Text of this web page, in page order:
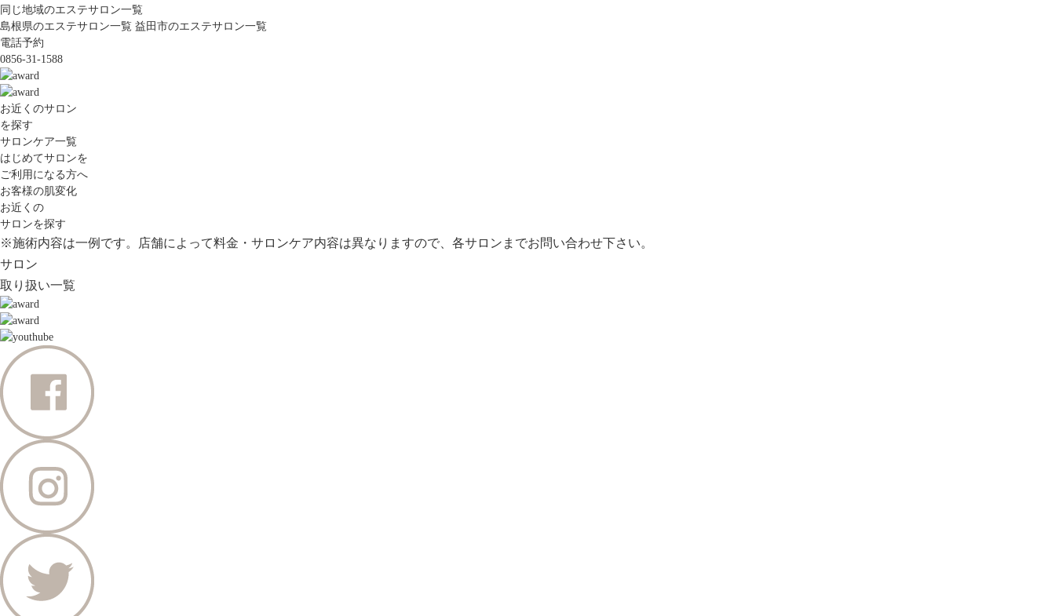
同じ地域のエステサロン一覧
島根県のエステサロン一覧 益田市のエステサロン一覧
電話予約
0856-31-1588
お近くのサロン
を探す
サロンケア一覧
はじめてサロンを
ご利用になる方へ
お客様の肌変化
お近くの
サロンを探す
※施術内容は一例です。店舗によって料金・サロンケア内容は異なりますので、各サロンまでお問い合わせ下さい。
サロン
取り扱い一覧